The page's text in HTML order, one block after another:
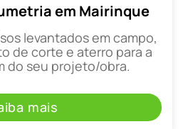
em Mairinque
levantados em campo,
de corte e aterro para a
do seu projeto/obra.
mais